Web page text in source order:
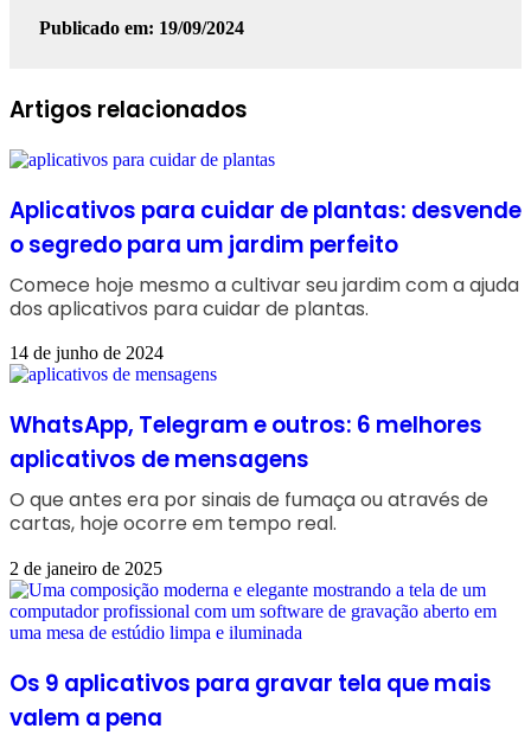
Publicado em: 19/09/2024
Facebook
Linkedin
WhatsApp
Telegram
Artigos relacionados
Aplicativos para cuidar de plantas: desvende
o segredo para um jardim perfeito
Comece hoje mesmo a cultivar seu jardim com a ajuda
dos aplicativos para cuidar de plantas.
14 de junho de 2024
WhatsApp, Telegram e outros: 6 melhores
aplicativos de mensagens
O que antes era por sinais de fumaça ou através de
cartas, hoje ocorre em tempo real.
2 de janeiro de 2025
Os 9 aplicativos para gravar tela que mais
valem a pena